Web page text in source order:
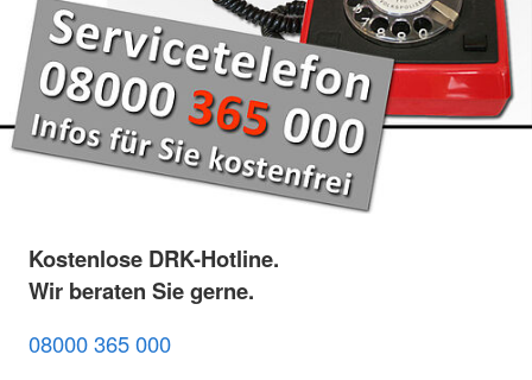
Kostenlose DRK-Hotline.
Wir beraten Sie gerne.
08000 365 000